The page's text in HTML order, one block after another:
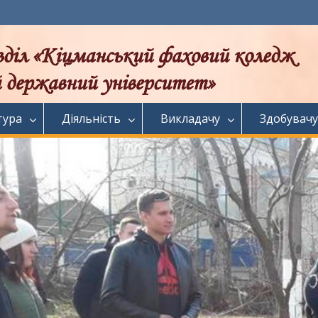
Діяльність Викладачу